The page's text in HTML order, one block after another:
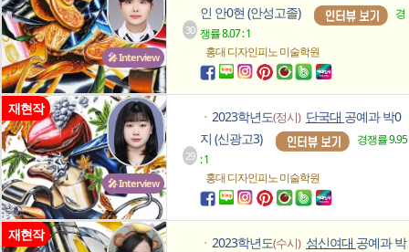
🎤 Interview
30
인 안0현 (안성고졸)
경
쟁률 8.07 : 1
홍대 디자인피노미술학원
🎤 Interview
재현작
29
ㆍ 2023학년도(정시) 단국대 공예과 박0
지 (신광고3)
경쟁률 9.95
: 1
홍대 디자인피노미술학원
재현작
ㆍ 2023학년도(수시) 성신여대 공예과 박